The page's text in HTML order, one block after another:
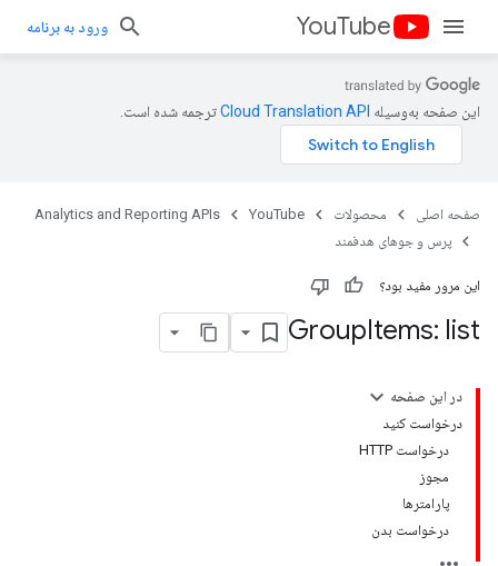
YouTube ورود به برنامه
این صفحه به‌وسیله ترجمه شده است.
صفحه اصلی محصولات YouTube
Analytics and Reporting APIs
پرس و جوهای هدفمند
این مرور مفید بود؟
GroupItems: list
در این صفحه
درخواست کنید
درخواست HTTP
مجوز
پارامترها
درخواست بدن